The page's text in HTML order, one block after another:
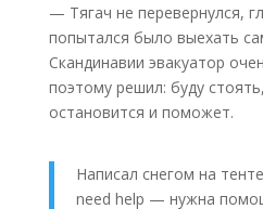
— Тягач не перевернулся,
попытался было выехать
Скандинавии эвакуатор
поэтому решил: буду
остановится и поможет.
Написал снегом на
need help — нужна